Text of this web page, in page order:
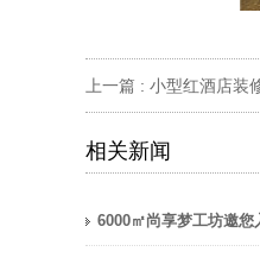
上一篇 : 小型红酒店装
相关新闻
6000㎡尚享梦工坊邀您